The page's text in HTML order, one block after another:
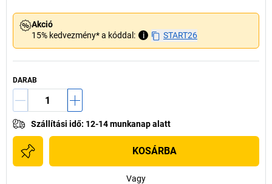
Akció
15% kedvezmény* a kóddal:
i START26
DARAB
Szállítási idő: 12-14 munkanap alatt
KOSÁRBA
Vagy